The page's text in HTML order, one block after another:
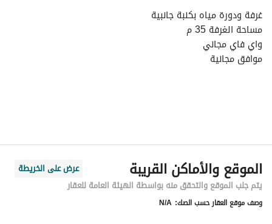
التفاصيل الاماكن القريبة
غرفة ودورة مياه بكنبة جانبية
مساحة الغرفة 35 م
واي فاي مجاني
موافق مجانية
الموقع والأماكن القريبة
عرض على الخريطة
يتم جلب الموقع والتحقق منه بواسطة الهيئة العامة للعقار
وصف موقع العقار حسب الصك: N/A